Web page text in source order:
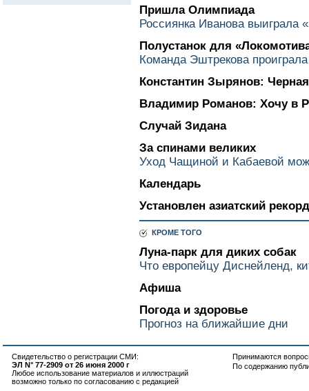
Пришла Олимпиада
Россиянка Иванова выиграла
Полустанок для
Команда Эштрекова
Константин Зырянов:
Владимир Романов: Хочу в
Случай Зидана
За спинами великих
Уход Чащиной и Кабаевой
Календарь
Установлен азиатский
КРОМЕ ТОГО
Луна-парк для диких собак
Что европейцу Диснейленд,
Афиша
Погода и здоровье
Прогноз на ближайшие дни
Свидетельство о регистрации СМИ:
ЭЛ N° 77-2909 от 26 июня 2000 г
Любое использование материалов и иллюстраций
возможно только по согласованию с редакцией
Принимаются
По содержанию